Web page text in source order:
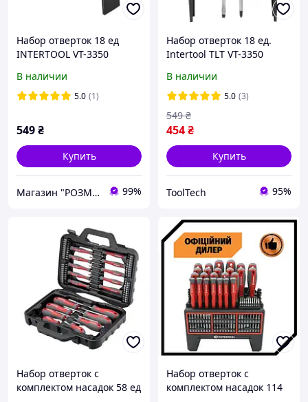
Набор отверток 18 ед
INTERTOOL VT-3350
В наличии
5.0 (1)
549₴
Купить
Магазин "РОЗМАРИН" 99%
Набор отверток 18 ед.
Intertool TLT VT-3350
В наличии
5.0 (3)
454₴
549 ₴
Купить
ToolTech 95%
Набор отверток с
комплектом насадок 58 ед
Набор отверток с
комплектом насадок 114